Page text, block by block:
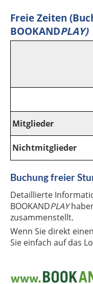
Freie Zeiten
BOOKANDPLAY)
Mitglieder
Nichtmitglieder
Buchung freier
Detaillierte
BOOKANDPLAY
zusammenstellt.
Wenn Sie direkt
Sie einfach auf das